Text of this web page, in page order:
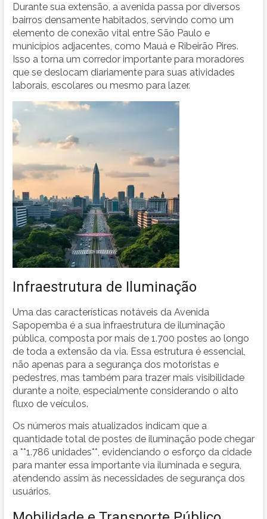
Durante sua extensão, a avenida passa por diversos
bairros densamente habitados, servindo como um
elemento de conexão vital entre São Paulo e
municípios adjacentes, como Mauá e Ribeirão Pires.
Isso a torna um corredor importante para moradores
que se deslocam diariamente para suas atividades
laborais, escolares ou mesmo para lazer.
Infraestrutura de Iluminação
Uma das características notáveis da Avenida
Sapopemba é a sua infraestrutura de iluminação
pública, composta por mais de 1.700 postes ao longo
de toda a extensão da via. Essa estrutura é essencial,
não apenas para a segurança dos motoristas e
pedestres, mas também para trazer mais visibilidade
durante a noite, especialmente considerando o alto
fluxo de veículos.
Os números mais atualizados indicam que a
quantidade total de postes de iluminação pode chegar
a **1.786 unidades**, evidenciando o esforço da cidade
para manter essa importante via iluminada e segura,
atendendo assim às necessidades de segurança dos
usuários.